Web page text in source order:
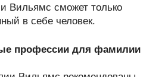
Вильямс сможет только
в себе человек.
профессии для фамилии